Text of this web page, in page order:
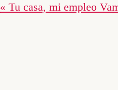
« Tu casa, mi empleo